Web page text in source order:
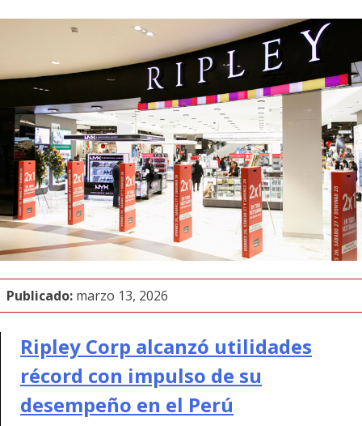
Publicado: marzo 13, 2026
Ripley Corp alcanzó utilidades
récord con impulso de su
desempeño en el Perú